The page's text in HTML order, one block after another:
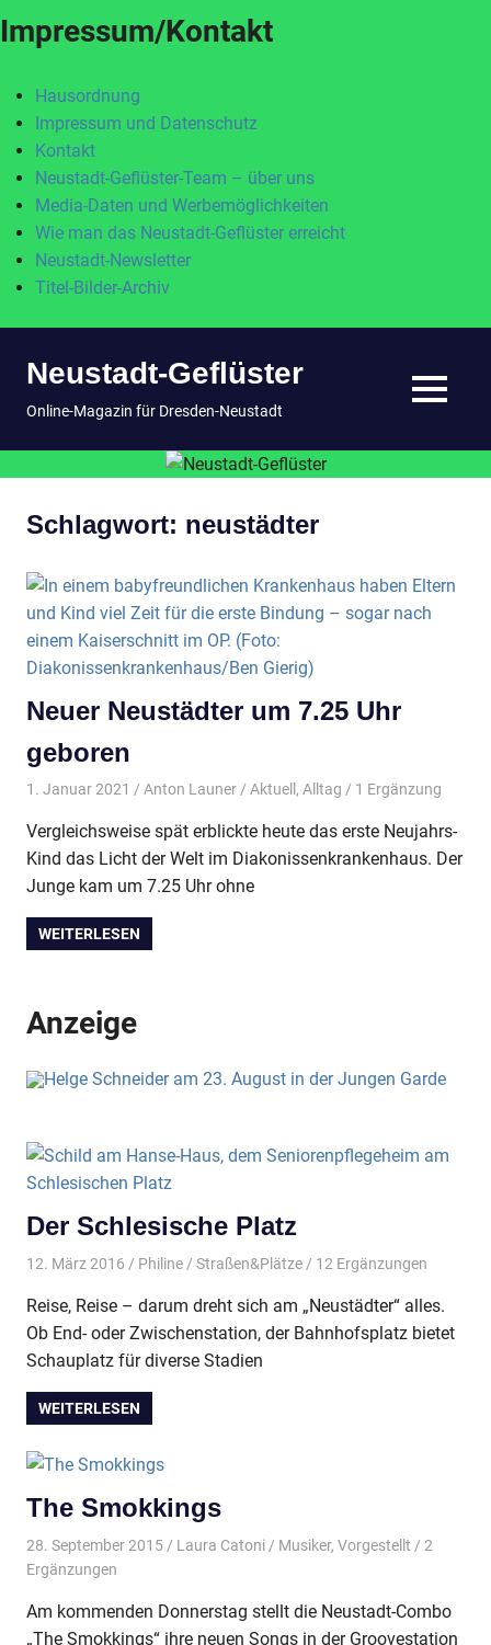
Impressum/Kontakt
Hausordnung
Impressum und Datenschutz
Kontakt
Neustadt-Geflüster-Team – über uns
Media-Daten und Werbemöglichkeiten
Wie man das Neustadt-Geflüster erreicht
Neustadt-Newsletter
Titel-Bilder-Archiv
InhaltNeustadt-Geflüster
Online-Magazin für Dresden-Neustadt MENÜ
Schlagwort: neustädter
Neuer Neustädter um 7.25 Uhr
geboren
1. Januar 2021 Anton Launer Aktuell , Alltag / 1 Ergänzung
Vergleichsweise spät erblickte heute das erste Neujahrs-
Kind das Licht der Welt im Diakonissenkrankenhaus. Der
Junge kam um 7.25 Uhr ohne
WEITERLESEN
Anzeige
Der Schlesische Platz
12. März 2016 Philine Straßen&Plätze/ 12 Ergänzungen
Reise, Reise – darum dreht sich am „Neustädter“ alles.
Ob End- oder Zwischenstation, der Bahnhofsplatz bietet
Schauplatz für diverse Stadien
WEITERLESEN
The Smokkings
28. September 2015 Laura Catoni Musiker, Vorgestellt / 2
Ergänzungen
Am kommenden Donnerstag stellt die Neustadt-Combo
„The Smokkings“ ihre neuen Songs in der Groovestation